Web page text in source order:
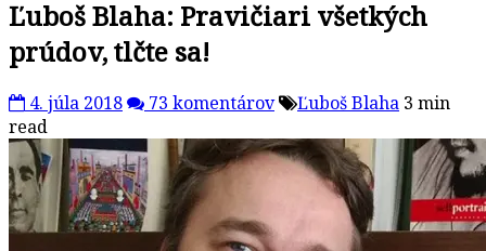
revue
Ľuboš Blaha: Pravičiari všetkých
prúdov, tlčte sa!
4. júla 2018 73 komentárov Ľuboš Blaha 3 min
read